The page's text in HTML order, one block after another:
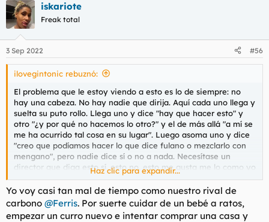
iskariote
Freak total
3 Sep 2022 #56
ilovegintonic rebuznó:
El problema que le estoy viendo a esto es lo de siempre: no
hay una cabeza. No hay nadie que dirija. Aquí cada uno llega y
suelta su puto rollo. Llega uno y dice "hay que hacer esto" y
otro "¿y por qué no hacemos lo otro?" y el de más allá "a mí se
me ha ocurrido tal cosa en su lugar". Luego asoma uno y dice
"creo que podíamos hacer lo que dice fulano o mezclarlo con
mengano", pero nadie dice sí o no a nada. Necesítase un
director que diga esto sí, esto no, esto me gusta me lo como yo
y "tú, fulano, quiero esto a las seis en mi despacho".
@iskariote , tira de galones y asume el rol o pásaselol a otro
pero que haya una jerarquía.
Haz clic para expandir...
Yo voy casi tan mal de tiempo como nuestro rival de
carbono @Ferris. Por suerte cuidar de un bebé a ratos,
empezar un curro nuevo e intentar comprar una casa y